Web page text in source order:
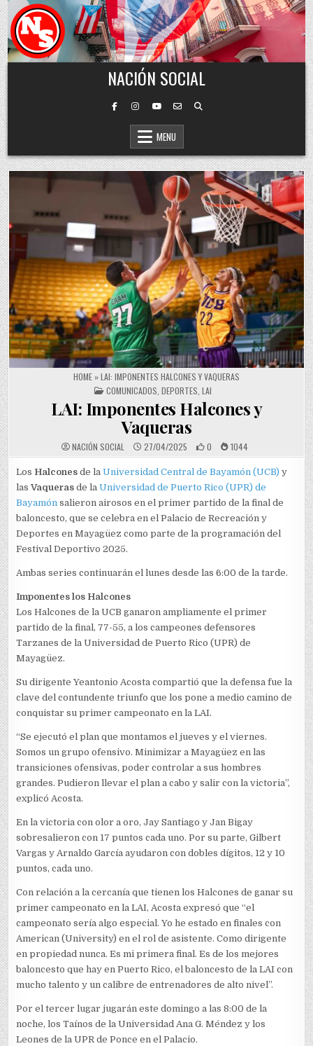
Skip to content
NACIÓN SOCIAL
MENU
HOME »LAI: IMPONENTES HALCONES Y VAQUERAS
POSTED IN
COMUNICADOS DEPORTES LAI
LAI: Imponentes Halcones y
Vaqueras
NACIÓN SOCIAL 27/04/2025 0 1044
Los Halcones de laUniversidad Central de Bayamón (UCB) y
lasVaqueras de laUniversidad de Puerto Rico (UPR) de
Bayamón salieron airosos en el primer partido de la final de
baloncesto, que se celebra en el Palacio de Recreación y
Deportes en Mayagüez como parte de la programación del
Festival Deportivo 2025.
Ambas series continuarán el lunes desde las 6:00 de la tarde.
Imponentes los Halcones
Los Halcones de la UCB ganaron ampliamente el primer
partido de la final, 77-55, a los campeones defensores
Tarzanes de la Universidad de Puerto Rico (UPR) de
Mayagüez.
Su dirigente Yeantonio Acosta compartió que la defensa fue la
clave del contundente triunfo que los pone a medio camino de
conquistar su primer campeonato en la LAI.
“Se ejecutó el plan que montamos el jueves y el viernes.
Somos un grupo ofensivo. Minimizar a Mayagüez en las
transiciones ofensivas, poder controlar a sus hombres
grandes. Pudieron llevar el plan a cabo y salir con la victoria”,
explicó Acosta.
En la victoria con olor a oro, Jay Santiago y Jan Bigay
sobresalieron con 17 puntos cada uno. Por su parte, Gilbert
Vargas y Arnaldo García ayudaron con dobles dígitos, 12 y 10
puntos, cada uno.
Con relación a la cercanía que tienen los Halcones de ganar su
primer campeonato en la LAI, Acosta expresó que “el
campeonato sería algo especial. Yo he estado en finales con
American (University) en el rol de asistente. Como dirigente
en propiedad nunca. Es mi primera final. Es de los mejores
baloncesto que hay en Puerto Rico, el baloncesto de la LAI con
mucho talento y un calibre de entrenadores de alto nivel”.
Por el tercer lugar jugarán este domingo a las 8:00 de la
noche, los Taínos de la Universidad Ana G. Méndez y los
Leones de la UPR de Ponce en el Palacio.